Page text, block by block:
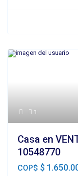
1
Casa en
10548770
COP$ $